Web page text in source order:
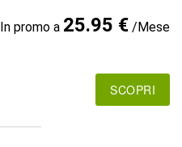
In promo a 25.95 €/Mese
SCOPRI